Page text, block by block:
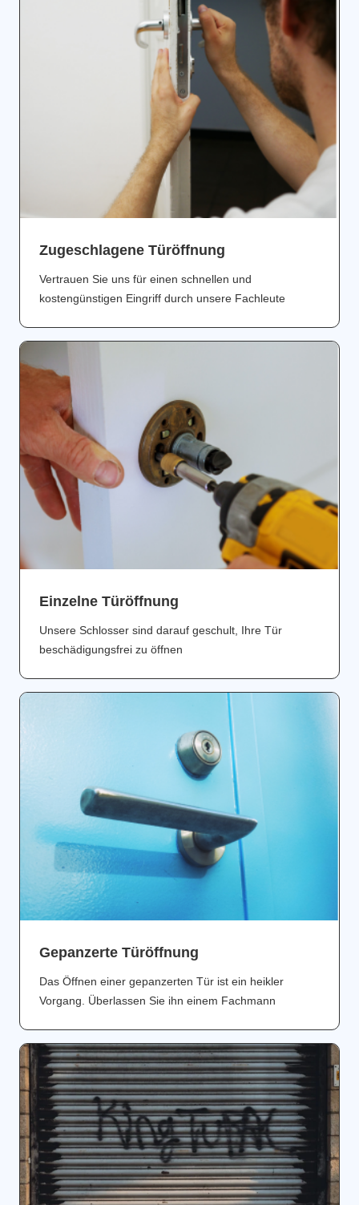
Zugeschlagene Türöffnung
Vertrauen Sie uns für einen schnellen und
kostengünstigen Eingriff durch unsere Fachleute
Einzelne Türöffnung
Unsere Schlosser sind darauf geschult, Ihre Tür
beschädigungsfrei zu öffnen
Gepanzerte Türöffnung
Das Öffnen einer gepanzerten Tür ist ein heikler
Vorgang. Überlassen Sie ihn einem Fachmann